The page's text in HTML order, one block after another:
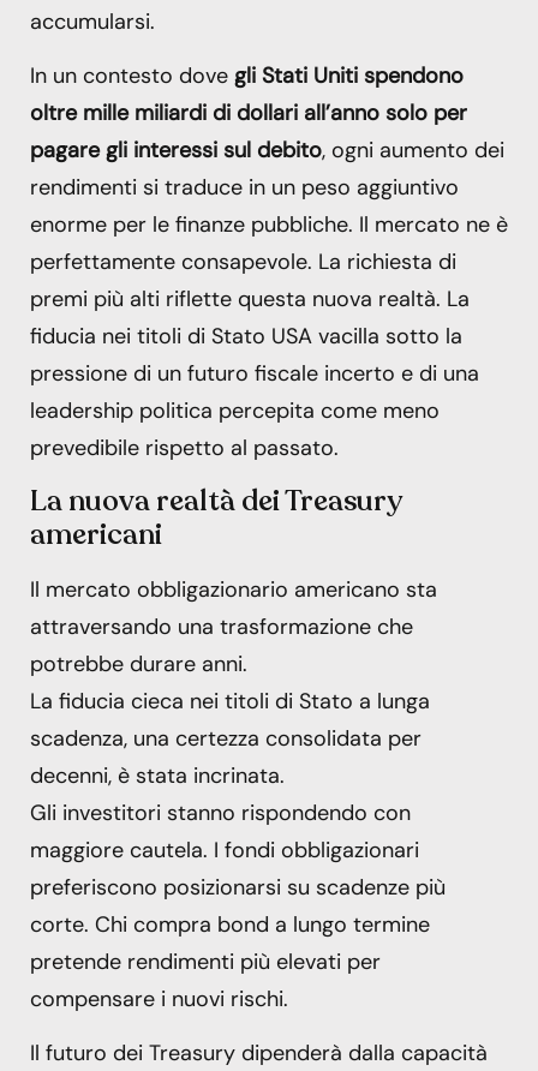
accumularsi.
In un contesto dove gli Stati Uniti spendono
oltre mille miliardi di dollari all’anno solo per
pagare gli interessi sul debito, ogni aumento dei
rendimenti si traduce in un peso aggiuntivo
enorme per le finanze pubbliche. Il mercato ne è
perfettamente consapevole. La richiesta di
premi più alti riflette questa nuova realtà. La
fiducia nei titoli di Stato USA vacilla sotto la
pressione di un futuro fiscale incerto e di una
leadership politica percepita come meno
prevedibile rispetto al passato.
La nuova realtà dei Treasury
americani
Il mercato obbligazionario americano sta
attraversando una trasformazione che
potrebbe durare anni.
La fiducia cieca nei titoli di Stato a lunga
scadenza, una certezza consolidata per
decenni, è stata incrinata.
Gli investitori stanno rispondendo con
maggiore cautela. I fondi obbligazionari
preferiscono posizionarsi su scadenze più
corte. Chi compra bond a lungo termine
pretende rendimenti più elevati per
compensare i nuovi rischi.
Il futuro dei Treasury dipenderà dalla capacità